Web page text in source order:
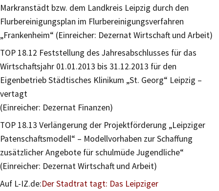
Markranstädt bzw. dem Landkreis Leipzig durch den
Flurbereinigungsplan im Flurbereinigungsverfahren
„Frankenheim“ (Einreicher: Dezernat Wirtschaft und Arbeit)
TOP 18.12 Feststellung des Jahresabschlusses für das
Wirtschaftsjahr 01.01.2013 bis 31.12.2013 für den
Eigenbetrieb Städtisches Klinikum „St. Georg“ Leipzig –
vertagt
(Einreicher: Dezernat Finanzen)
TOP 18.13 Verlängerung der Projektförderung „Leipziger
Patenschaftsmodell“ – Modellvorhaben zur Schaffung
zusätzlicher Angebote für schulmüde Jugendliche“
(Einreicher: Dezernat Wirtschaft und Arbeit)
Auf L-IZ.de:Der Stadtrat tagt: Das Leipziger